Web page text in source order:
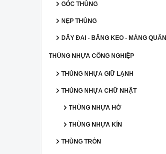
GÓC THÙNG
NẸP THÙNG
DÂY ĐAI - BĂNG KEO - MÀNG QUẤN
THÙNG NHỰA CÔNG NGHIỆP
THÙNG NHỰA GIỮ LẠNH
THÙNG NHỰA CHỮ NHẬT
THÙNG NHỰA HỞ
THÙNG NHỰA KÍN
THÙNG TRÒN